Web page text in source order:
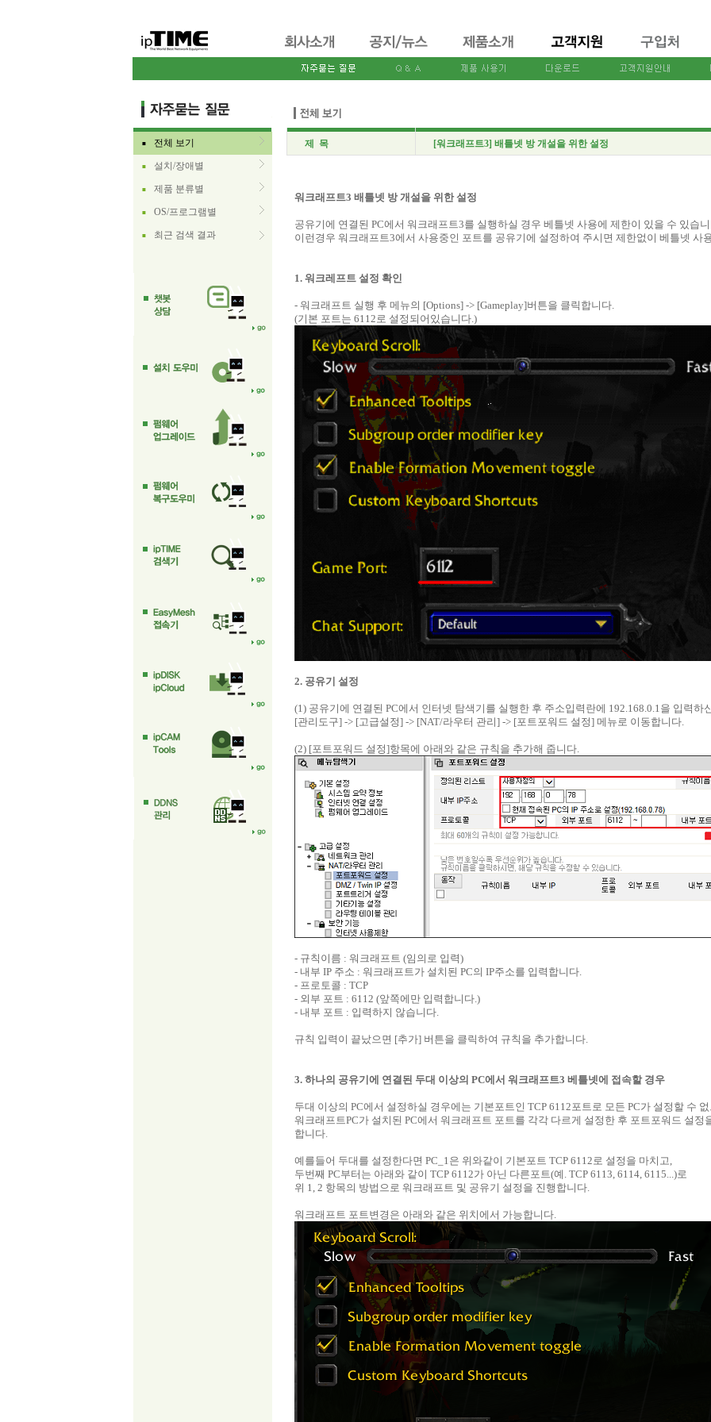
■ 전체 보기
■ 설치/장애별
■ 제품 분류별
■ OS/프로그램별
■ 최근 검색 결과
제 목 [워크래프트3] 배틀넷 방 개설을 위한 설정
워크래프트3 배틀넷 방 개설을 위한 설정
공유기에 연결된 PC에서 워크래프트3를 실행하실 경우 베틀넷 사용에 제한이 있을 수 있습
이런경우 워크래프트3에서 사용중인 포트를 공유기에 설정하여 주시면 제한없이 베틀넷 사
1. 워크레프트 설정 확인
- 워크래프트 실행 후 메뉴의 [Options] -> [Gameplay]버튼을 클릭합니다.
(기본 포트는 6112로 설정되어있습니다.)
2. 공유기 설정
(1) 공유기에 연결된 PC에서 인터넷 탐색기를 실행한 후 주소입력란에 192.168.0.1을 입력하
[관리도구] -> [고급설정] -> [NAT/라우터 관리] -> [포트포워드 설정] 메뉴로 이동합니다.
(2) [포트포워드 설정]항목에 아래와 같은 규칙을 추가해 줍니다.
- 규칙이름 : 워크래프트 (임의로 입력)
- 내부 IP 주소 : 워크래프트가 설치된 PC의 IP주소를 입력합니다.
- 프로토콜 : TCP
- 외부 포트 : 6112 (앞쪽에만 입력합니다.)
- 내부 포트 : 입력하지 않습니다.
규칙 입력이 끝났으면 [추가] 버튼을 클릭하여 규칙을 추가합니다.
3. 하나의 공유기에 연결된 두대 이상의 PC에서 워크래프트3 베틀넷에 접속할 경우
두대 이상의 PC에서 설정하실 경우에는 기본포트인 TCP 6112포트로 모든 PC가 설정할 수
워크래프트PC가 설치된 PC에서 워크래프트 포트를 각각 다르게 설정한 후 포트포워드 설정
합니다.
예를들어 두대를 설정한다면 PC_1은 위와같이 기본포트 TCP 6112로 설정을 마치고,
두번째 PC부터는 아래와 같이 TCP 6112가 아닌 다른포트(예. TCP 6113, 6114, 6115...)로
위 1, 2 항목의 방법으로 워크래프트 및 공유기 설정을 진행합니다.
워크래프트 포트변경은 아래와 같은 위치에서 가능합니다.